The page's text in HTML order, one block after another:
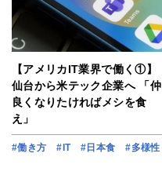
【アメリカIT業界で働く①】
仙台から米テック企業へ 「仲
良くなりたければメシを食
え」
#働き方 #IT #日本食 #多様性